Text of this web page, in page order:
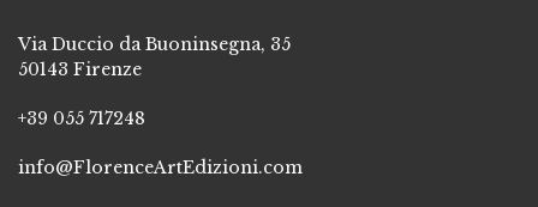
Via Duccio da Buoninsegna, 35
50143 Firenze
+39 055 717248
info@FlorenceArtEdizioni.com